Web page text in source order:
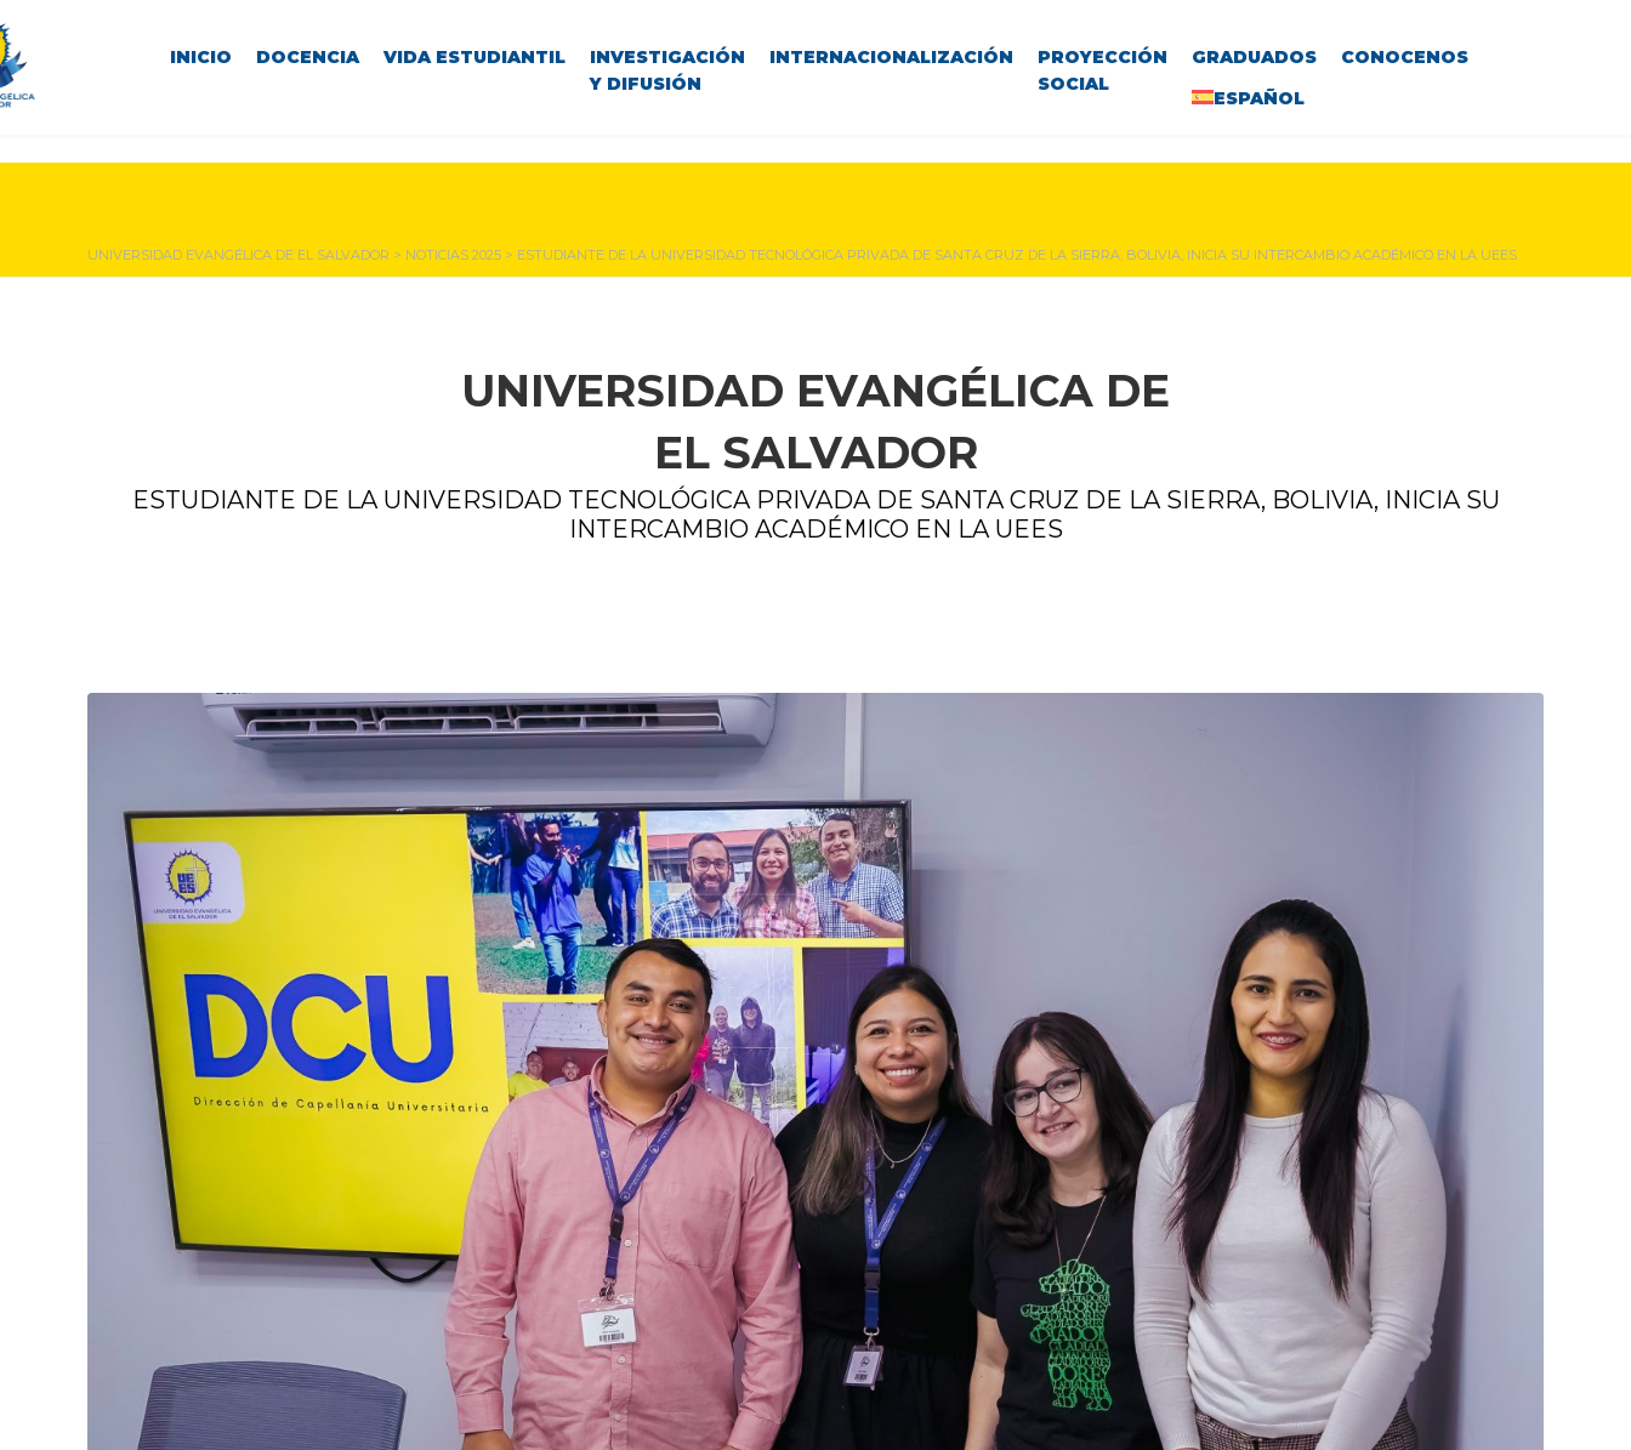
INICIO DOCENCIA VIDA ESTUDIANTIL
INVESTIGACIÓN
Y DIFUSIÓN
INTERNACIONALIZACIÓN
PROYECCIÓN
SOCIAL
GRADUADOS
CONOCENOS
ESPAÑOL
UNIVERSIDAD EVANGÉLICA DE EL SALVADOR > NOTICIAS 2025 > ESTUDIANTE DE LA UNIVERSIDAD TECNOLÓGICA PRIVADA DE SANTA CRUZ DE LA SIERRA, BOLIVIA, INICIA SU INTERCAMBIO ACADÉMICO EN LA UEES
UNIVERSIDAD EVANGÉLICA DE
EL SALVADOR
ESTUDIANTE DE LA UNIVERSIDAD TECNOLÓGICA PRIVADA DE SANTA CRUZ DE LA SIERRA, BOLIVIA, INICIA SU
INTERCAMBIO ACADÉMICO EN LA UEES